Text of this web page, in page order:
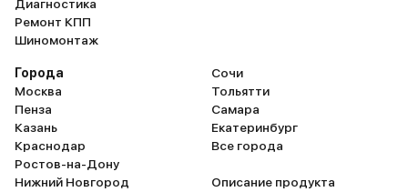
Диагностика
Ремонт КПП
Шиномонтаж
Города
Москва
Пенза
Казань
Краснодар
Ростов-на-Дону
Нижний Новгород
Сочи
Тольятти
Самара
Екатеринбург
Все города
Описание продукта